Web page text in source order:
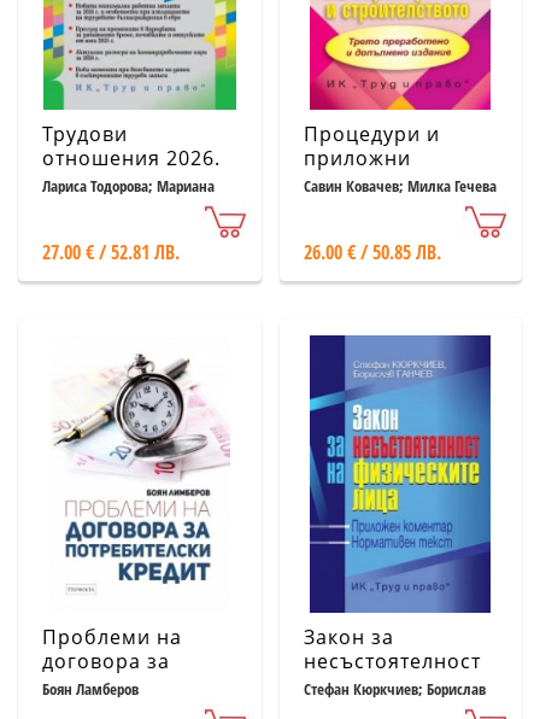
Трудови
отношения 2026.
Книга-годишник
сайт)
Лариса Тодорова; Мариана
Василева; Теодора Дичева;
27.00 € / 52.81 ЛВ.
Процедури и
приложни
документи по
строителството
Савин Ковачев; Милка Гечева
26.00 € / 50.85 ЛВ.
Проблеми на
договора за
потребителски
Боян Ламберов
Закон за
несъстоятелност
на физическите
Стефан Кюркчиев; Борислав